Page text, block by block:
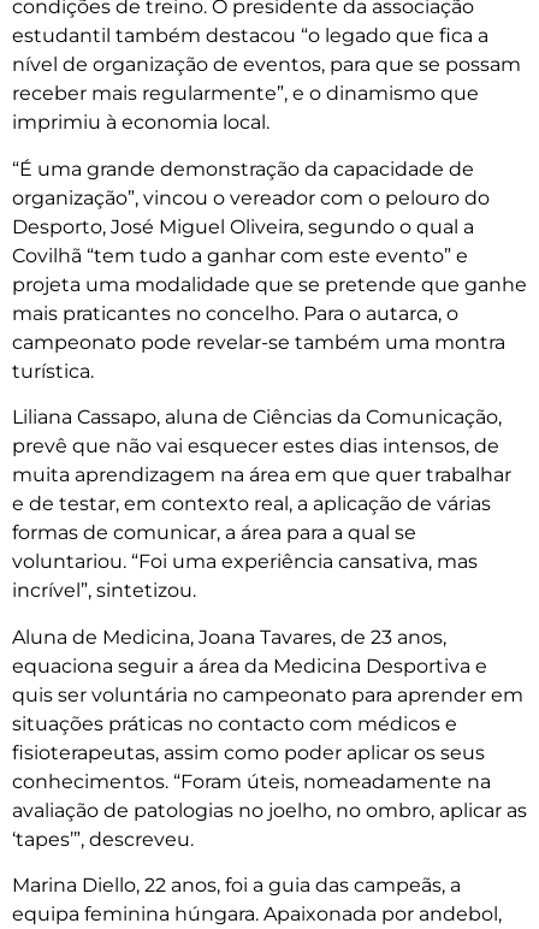
condições de treino. O presidente da associação
estudantil também destacou “o legado que fica a
nível de organização de eventos, para que se possam
receber mais regularmente”, e o dinamismo que
imprimiu à economia local.
“É uma grande demonstração da capacidade de
organização”, vincou o vereador com o pelouro do
Desporto, José Miguel Oliveira, segundo o qual a
Covilhã “tem tudo a ganhar com este evento” e
projeta uma modalidade que se pretende que ganhe
mais praticantes no concelho. Para o autarca, o
campeonato pode revelar-se também uma montra
turística.
Liliana Cassapo, aluna de Ciências da Comunicação,
prevê que não vai esquecer estes dias intensos, de
muita aprendizagem na área em que quer trabalhar
e de testar, em contexto real, a aplicação de várias
formas de comunicar, a área para a qual se
voluntariou. “Foi uma experiência cansativa, mas
incrível”, sintetizou.
Aluna de Medicina, Joana Tavares, de 23 anos,
equaciona seguir a área da Medicina Desportiva e
quis ser voluntária no campeonato para aprender em
situações práticas no contacto com médicos e
fisioterapeutas, assim como poder aplicar os seus
conhecimentos. “Foram úteis, nomeadamente na
avaliação de patologias no joelho, no ombro, aplicar as
‘tapes’”, descreveu.
Marina Diello, 22 anos, foi a guia das campeãs, a
equipa feminina húngara. Apaixonada por andebol,